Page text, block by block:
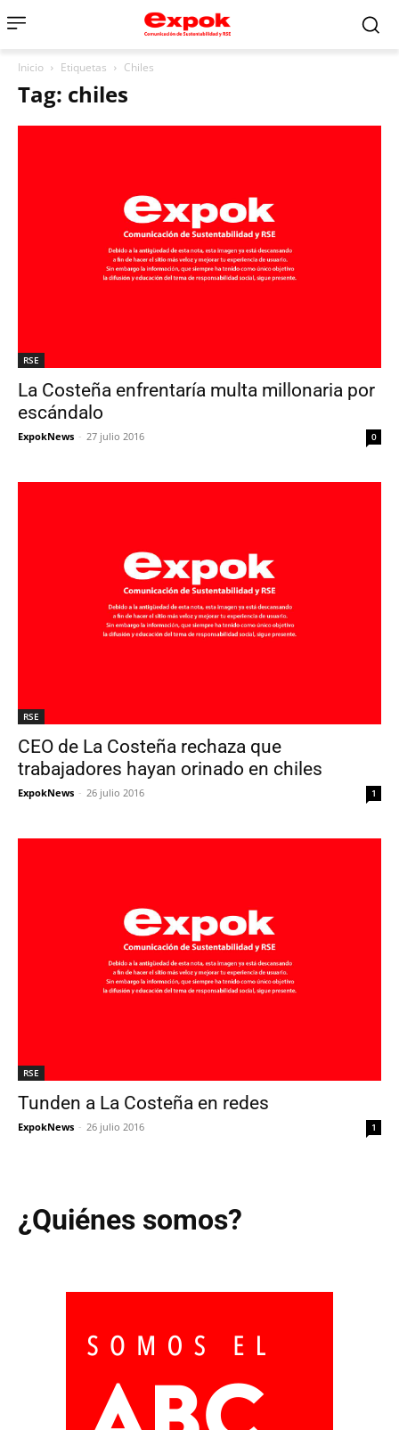
Inicio Etiquetas Chiles
Tag: chiles
RSE
La Costeña enfrentaría multa millonaria por
escándalo
ExpokNews - 27 julio 2016 0
RSE
CEO de La Costeña rechaza que
trabajadores hayan orinado en chiles
ExpokNews - 26 julio 2016 1
RSE
Tunden a La Costeña en redes
ExpokNews - 26 julio 2016 1
¿Quiénes somos?